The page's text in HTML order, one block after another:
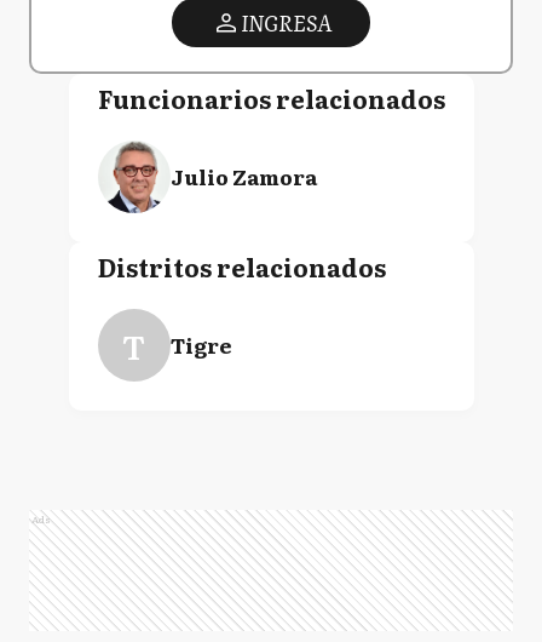
INGRESA
Funcionarios relacionados
Julio Zamora
Distritos relacionados
T Tigre
Ads